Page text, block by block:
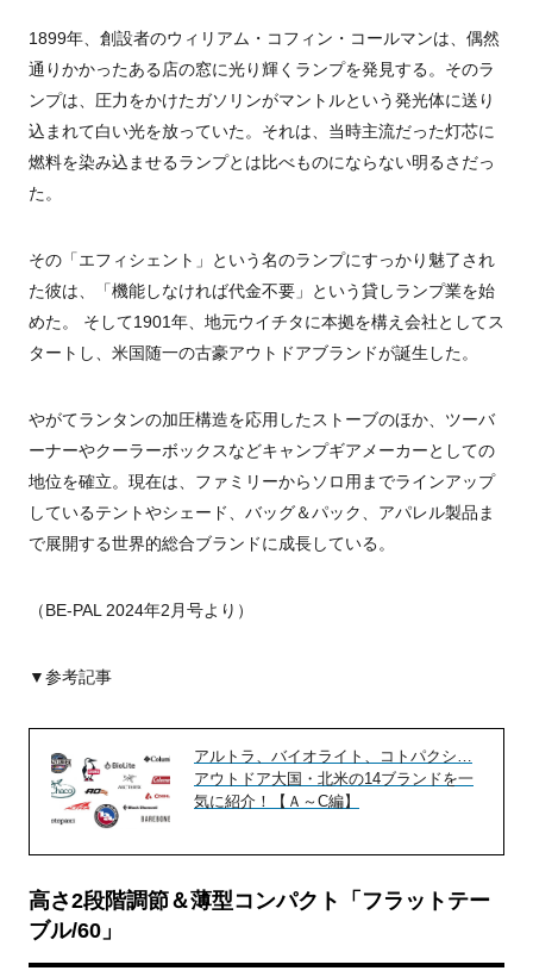
1899年、創設者のウィリアム・コフィン・コールマンは、偶然
通りかかったある店の窓に光り輝くランプを発見する。そのラ
ンプは、圧力をかけたガソリンがマントルという発光体に送り
込まれて白い光を放っていた。それは、当時主流だった灯芯に
燃料を染み込ませるランプとは比べものにならない明るさだっ
た。
その「エフィシェント」という名のランプにすっかり魅了され
た彼は、「機能しなければ代金不要」という貸しランプ業を始
めた。 そして1901年、地元ウイチタに本拠を構え会社としてス
タートし、米国随一の古豪アウトドアブランドが誕生した。
やがてランタンの加圧構造を応用したストーブのほか、ツーバ
ーナーやクーラーボックスなどキャンプギアメーカーとしての
地位を確立。現在は、ファミリーからソロ用までラインアップ
しているテントやシェード、バッグ＆パック、アパレル製品ま
で展開する世界的総合ブランドに成長している。
（BE-PAL 2024年2月号より）
▼参考記事
アルトラ、バイオライト、コトパクシ…
アウトドア大国・北米の14ブランドを一
気に紹介！【Ａ～C編】
高さ2段階調節＆薄型コンパクト「フラットテー
ブル/60」